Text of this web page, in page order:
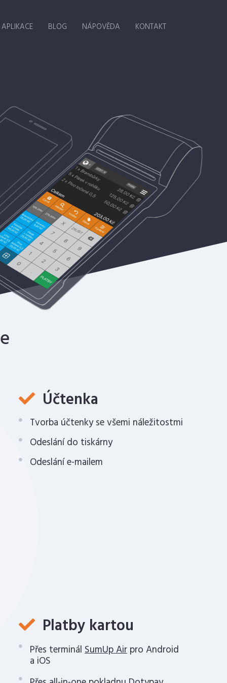
BLOG NÁPOVĚDA KONTAKT
Účtenka
Tvorba účtenky se všemi náležitostmi
Odeslání do tiskárny
Odeslání e-mailem
Platby kartou
Přes terminál SumUp Air pro Android
a iOS